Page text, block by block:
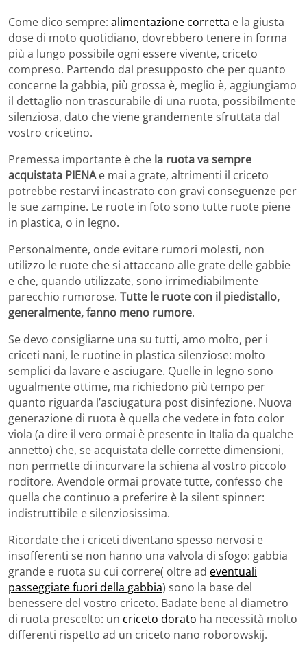
Come dico sempre: alimentazione corretta e la giusta
dose di moto quotidiano, dovrebbero tenere in forma
più a lungo possibile ogni essere vivente, criceto
compreso. Partendo dal presupposto che per quanto
concerne la gabbia, più grossa è, meglio è, aggiungiamo
il dettaglio non trascurabile di una ruota, possibilmente
silenziosa, dato che viene grandemente sfruttata dal
vostro cricetino.
Premessa importante è che la ruota va sempre
acquistata PIENAe mai a grate, altrimenti il criceto
potrebbe restarvi incastrato con gravi conseguenze per
le sue zampine. Le ruote in foto sono tutte ruote piene
in plastica, o in legno.
Personalmente, onde evitare rumori molesti, non
utilizzo le ruote che si attaccano alle grate delle gabbie
e che, quando utilizzate, sono irrimediabilmente
parecchio rumorose. Tutte le ruote con il piedistallo,
generalmente, fanno meno rumore.
Se devo consigliarne una su tutti, amo molto, per i
criceti nani, le ruotine in plastica silenziose: molto
semplici da lavare e asciugare. Quelle in legno sono
ugualmente ottime, ma richiedono più tempo per
quanto riguarda l’asciugatura post disinfezione. Nuova
generazione di ruota è quella che vedete in foto color
viola (a dire il vero ormai è presente in Italia da qualche
annetto) che, se acquistata delle corrette dimensioni,
non permette di incurvare la schiena al vostro piccolo
roditore. Avendole ormai provate tutte, confesso che
quella che continuo a preferire è la silent spinner:
indistruttibile e silenziosissima.
Ricordate che i criceti diventano spesso nervosi e
insofferenti se non hanno una valvola di sfogo: gabbia
grande e ruota su cui correre( oltre ad eventuali
passeggiate fuori della gabbia) sono la base del
benessere del vostro criceto. Badate bene al diametro
di ruota prescelto: un criceto dorato ha necessità molto
differenti rispetto ad un criceto nano roborowskij.